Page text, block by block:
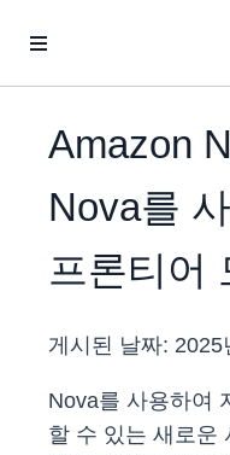
Amazon
Nova를
프론티어
게시된 날짜: 2025
Nova를 사용하여
할 수 있는 새로운